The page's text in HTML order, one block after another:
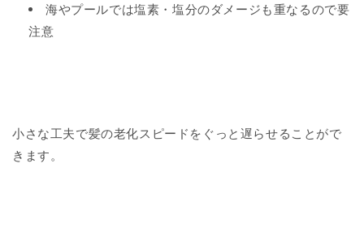
海やプールでは塩素・塩分のダメージも重なるので要
注意
小さな工夫で髪の老化スピードをぐっと遅らせることがで
きます。